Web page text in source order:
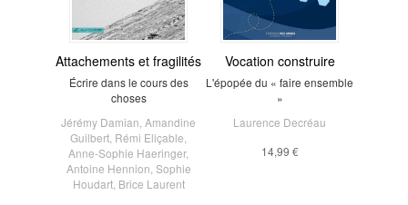
Attachements et fragilités
Écrire dans le cours des
choses
Jérémy Damian Amandine
Guilbert Rémi Eliçable
Anne-Sophie Haeringer,
Antoine Hennion Sophie
Houdart, Brice Laurent
Vocation construire
L'épopée du « faire ensemble
»
Laurence Decréau
14,99 €